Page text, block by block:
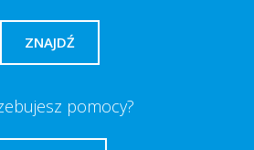
ZNAJDŹ
pomocy?